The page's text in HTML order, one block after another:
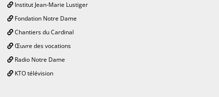
Institut Jean-Marie Lustiger
Fondation Notre Dame
Chantiers du Cardinal
Œuvre des vocations
Radio Notre Dame
KTO télévision